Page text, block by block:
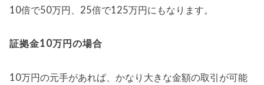
10倍で50万円、25倍で125万円にもなります。
証拠金10万円の場合
10万円の元手があれば、かなり大きな金額の取引が可能